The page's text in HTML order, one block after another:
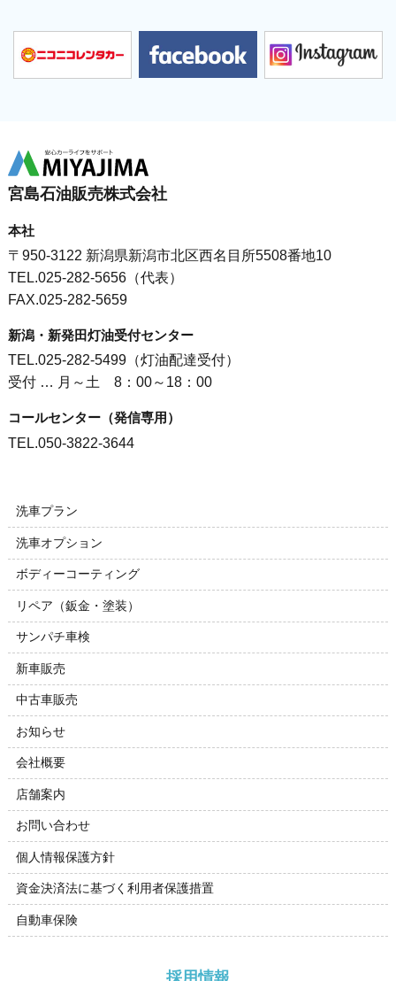
宮島石油販売株式会社
本社
〒950-3122 新潟県新潟市北区西名目所5508番地10
TEL.025-282-5656（代表）
FAX.025-282-5659
新潟・新発田灯油受付センター
TEL.025-282-5499（灯油配達受付）
受付 … 月～土 8：00～18：00
コールセンター（発信専用）
TEL.050-3822-3644
洗車プラン
洗車オプション
ボディーコーティング
リペア（鈑金・塗装）
サンパチ車検
新車販売
中古車販売
お知らせ
会社概要
店舗案内
お問い合わせ
個人情報保護方針
資金決済法に基づく利用者保護措置
自動車保険
採用情報